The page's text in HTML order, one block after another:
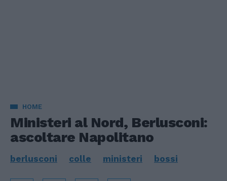
HOME
Ministeri al Nord, Berlusconi:
ascoltare Napolitano
berlusconi colle ministeri bossi